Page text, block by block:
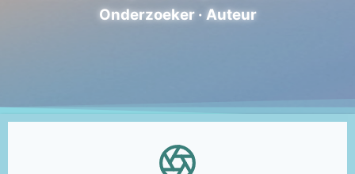
Onderzoeker · Auteur